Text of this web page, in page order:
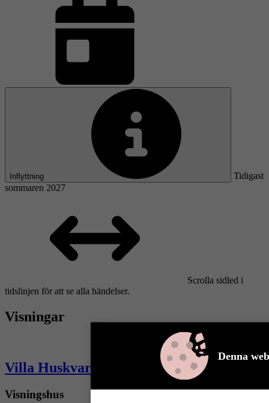
Denna
Inflyttning
Tidigast
sommaren 2027
Scrolla sidled i
tidslinjen för att se alla händelser.
Visningar
Villa Huskvarna
Visningshus